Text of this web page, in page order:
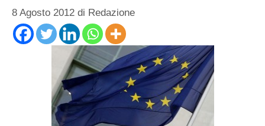
8 Agosto 2012 di Redazione